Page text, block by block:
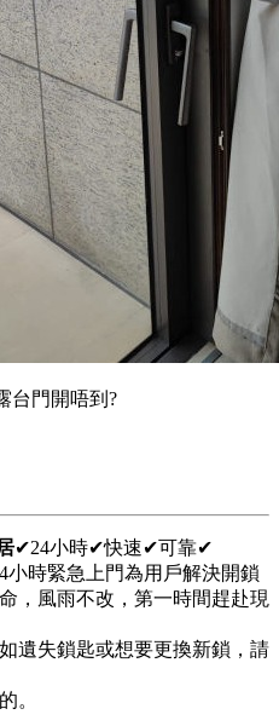
台門開唔到?
✔24小時✔快速✔可靠✔
小時緊急上門為用戶解決開鎖
，風雨不改，第一時間趕赴現
遺失鎖匙或想要更換新鎖，請
。